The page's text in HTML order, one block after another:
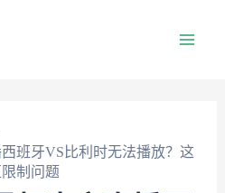
班牙VS比利时无法播放？这
制问题